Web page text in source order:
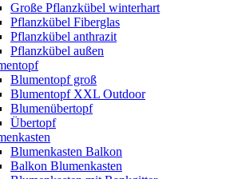
Große Pflanzkübel winterhart
Pflanzkübel Fiberglas
Pflanzkübel anthrazit
Pflanzkübel außen
Blumentopf groß
Blumentopf XXL Outdoor
Blumenübertopf
Übertopf
Blumenkasten Balkon
Balkon Blumenkasten